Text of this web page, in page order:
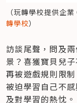
（玩轉學校提供企
轉學校）
訪談尾聲，問及
景？喜獲寶貝兒
再被遊戲規則限
被迫學習自己不
及對學習的熱忱。